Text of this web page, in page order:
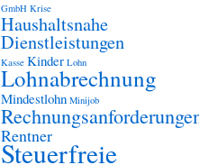
GmbH Krise
Haushaltsnahe
Dienstleistungen
Kasse Kinder Lohn
Lohnabrechnung
Mindestlohn Minijob
Rechnungsanforderungen
Rentner
Steuerfreie